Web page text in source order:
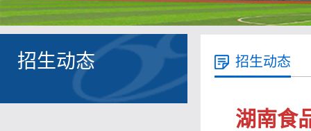
招生动态 招生动态
湖南食